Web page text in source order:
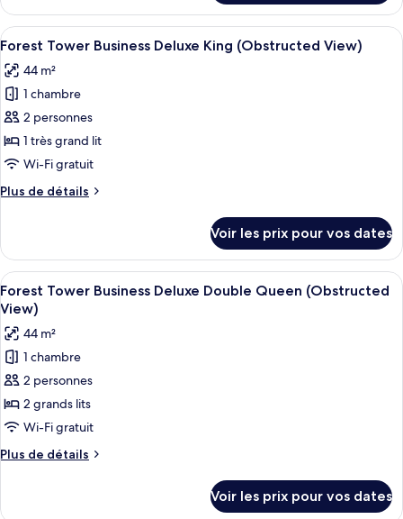
Deluxe
Double
Queen
le
type
de
Forest
Tower
Deluxe
Double
Queen
Afficher
toutes
les
photos
pour
ce
type
chambre :
Business
Deluxe
King
(Obstructed
View)
Couette en duvet d'oie, minibar,
6
Forest Tower Business Deluxe King (Obstructed View)
44 m²
1 chambre
2 personnes
1 très grand lit
Wi-Fi gratuit
Plus de détails
Plus
le
type
de
chambre
Forest
Tower
Business
Deluxe
King
(Obstructed
Voir les prix pour vos dates
Afficher
toutes
les
photos
pour
ce
type
de
chambre :
Forest
Business
Une chambre d’hôtel avec deux
4
Forest Tower Business Deluxe Double Queen (Obstructed
View)
44 m²
1 chambre
2 personnes
2 grands lits
Wi-Fi gratuit
Plus de détails
Plus
Voir les prix pour vos dates